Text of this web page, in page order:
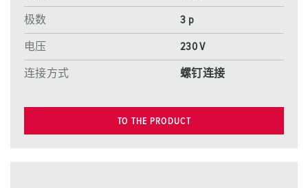
极数 3 p
电压 230 V
连接方式 螺钉连接
TO THE PRODUCT